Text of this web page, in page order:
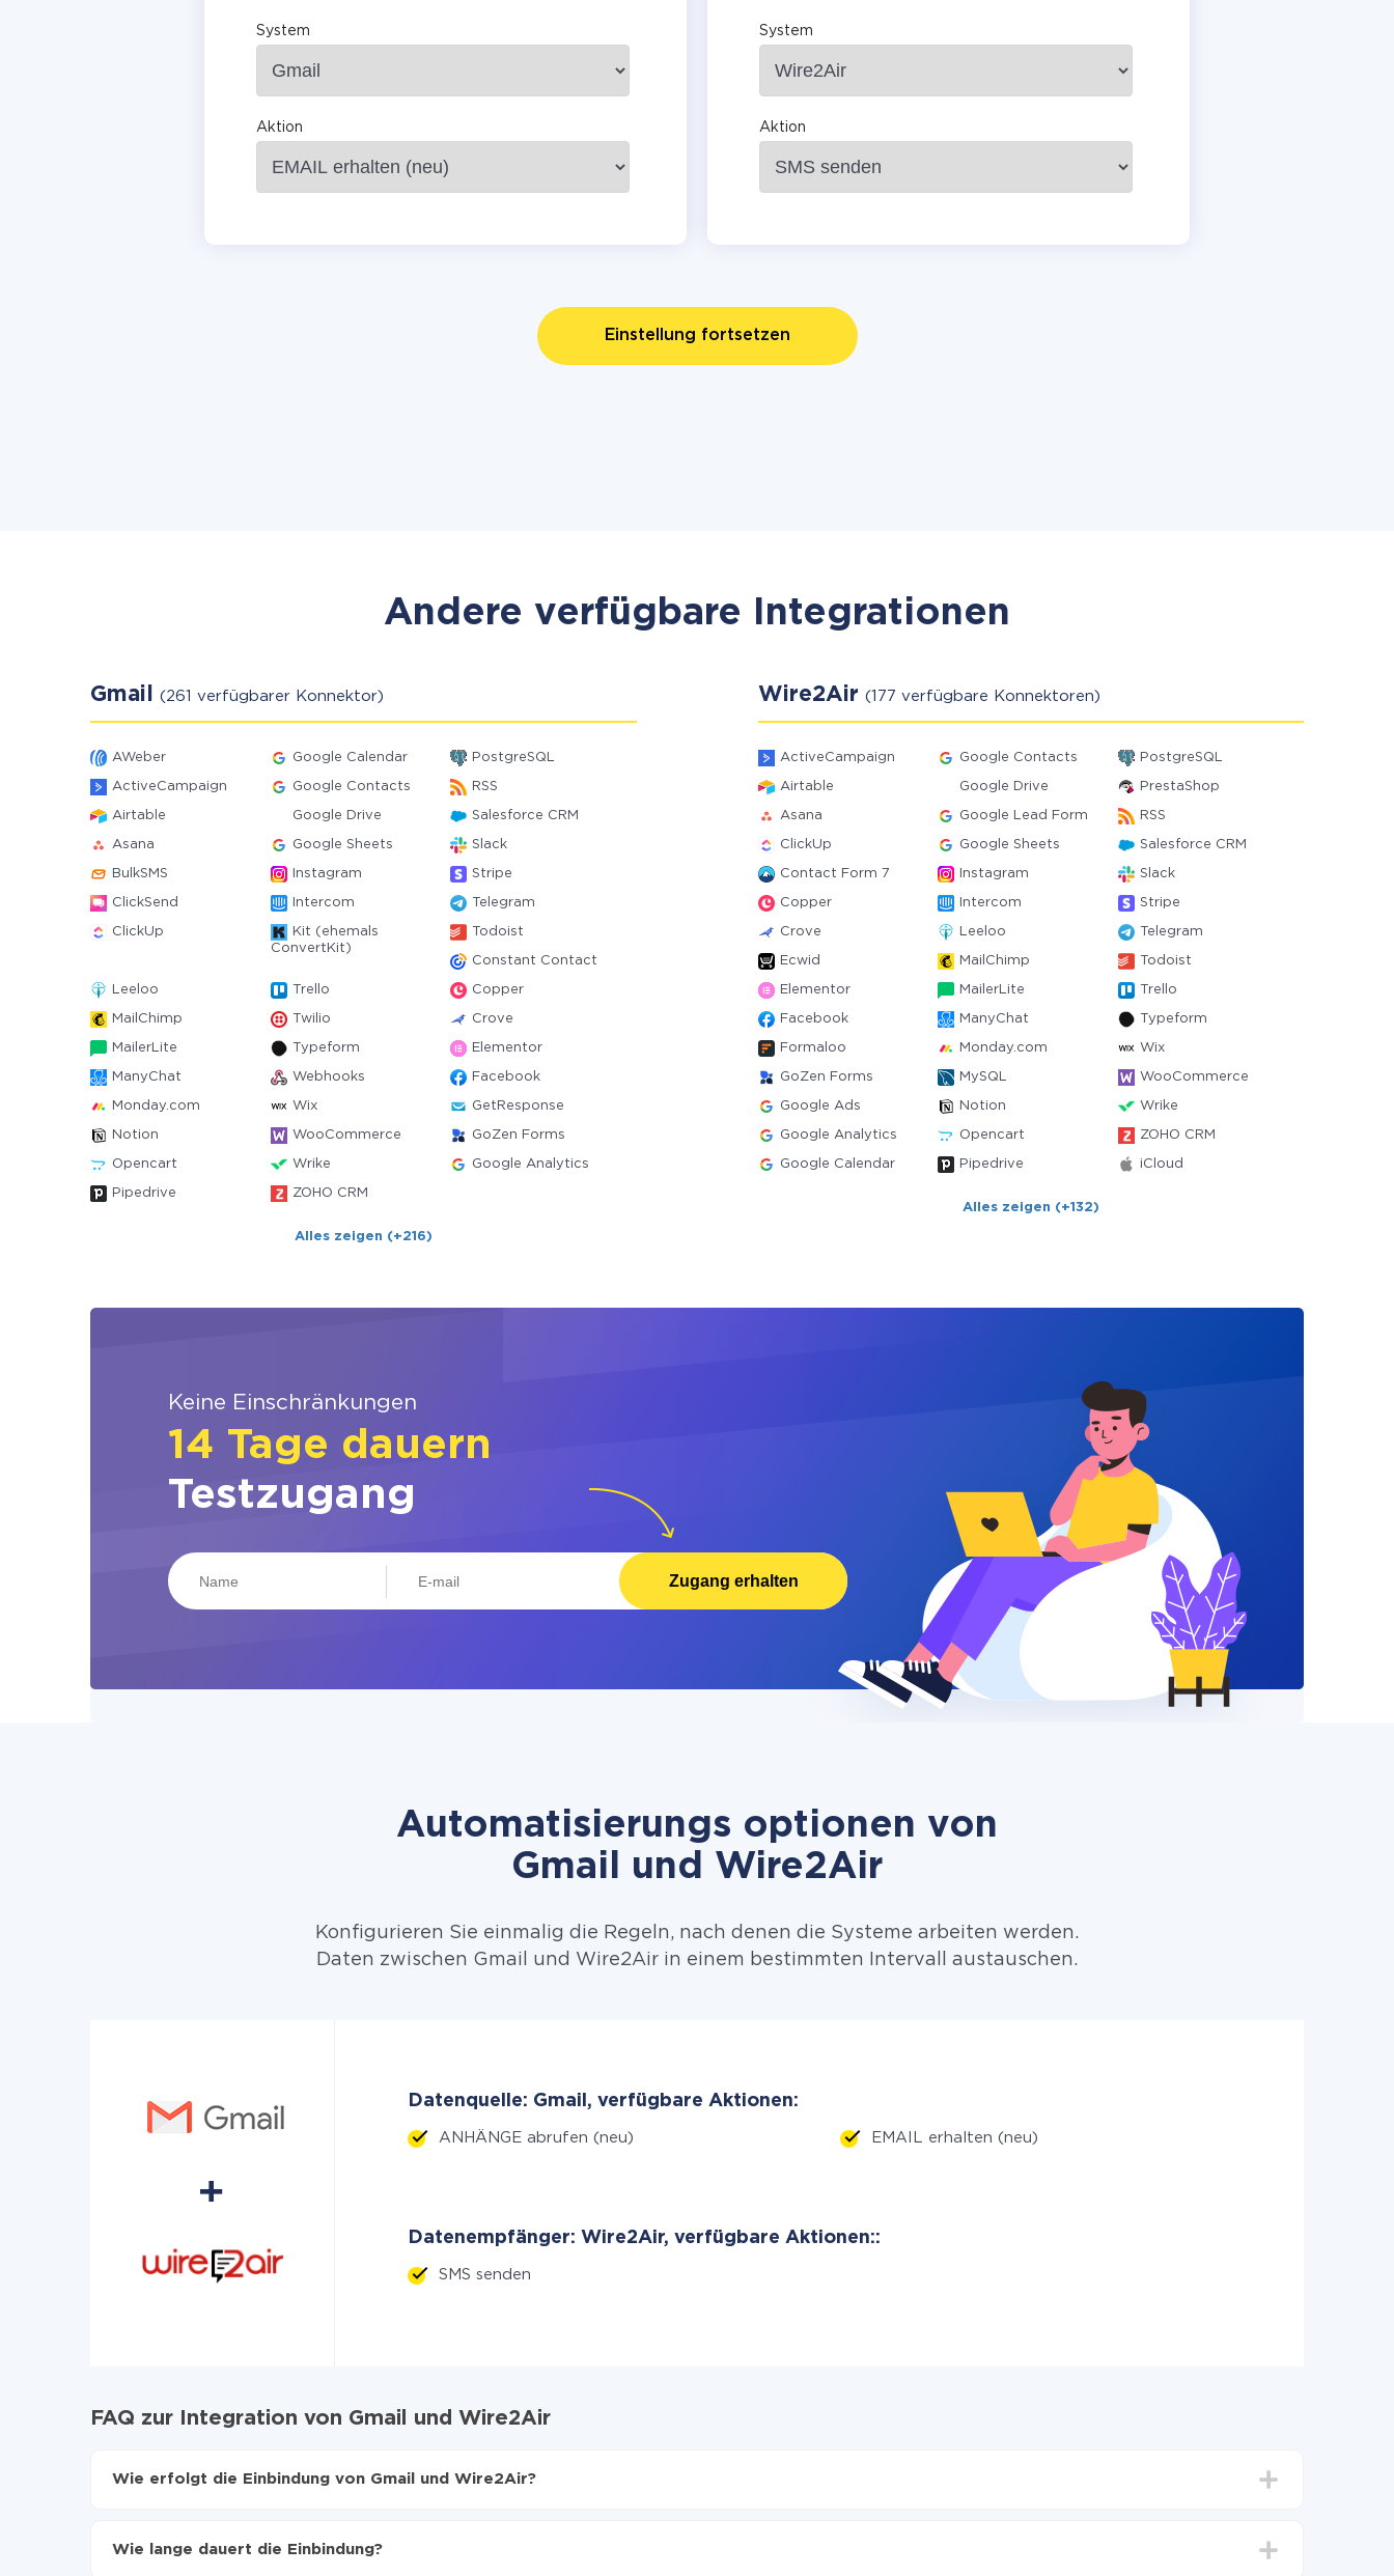
System
Aktion
System
Aktion
Einstellung fortsetzen
Andere verfügbare Integrationen
Gmail (261 verfügbarer Konnektor)
AWeber Google Calendar PostgreSQL
ActiveCampaign Google Contacts RSS
Airtable Google Drive Salesforce CRM
Asana Google Sheets Slack
BulkSMS Instagram Stripe
ClickSend Intercom Telegram
ClickUp
Kit (ehemals
ConvertKit)
Todoist
Constant Contact
Leeloo Trello Copper
MailChimp Twilio Crove
MailerLite Typeform Elementor
ManyChat Webhooks Facebook
Monday.com Wix GetResponse
Notion WooCommerce GoZen Forms
Opencart Wrike Google Analytics
Pipedrive ZOHO CRM
Alles zeigen (+216)
Wire2Air (177 verfügbare Konnektoren)
ActiveCampaign Google Contacts PostgreSQL
Airtable Google Drive PrestaShop
Asana Google Lead Form RSS
ClickUp Google Sheets Salesforce CRM
Contact Form 7 Instagram Slack
Copper Intercom Stripe
Crove Leeloo Telegram
Ecwid MailChimp Todoist
Elementor MailerLite Trello
Facebook ManyChat Typeform
Formaloo Monday.com Wix
GoZen Forms MySQL WooCommerce
Google Ads Notion Wrike
Google Analytics Opencart ZOHO CRM
Google Calendar Pipedrive iCloud
Alles zeigen (+132)
Keine Einschränkungen
14 Tage dauern
Testzugang
Zugang erhalten
Automatisierungs optionen von
Gmail und Wire2Air
Konfigurieren Sie einmalig die Regeln, nach denen die Systeme arbeiten werden.
Daten zwischen Gmail und Wire2Air in einem bestimmten Intervall austauschen.
Datenquelle: Gmail, verfügbare Aktionen:
ANHÄNGE abrufen (neu) EMAIL erhalten (neu)
Datenempfänger: Wire2Air, verfügbare Aktionen::
SMS senden
FAQ zur Integration von Gmail und Wire2Air
Wie erfolgt die Einbindung von Gmail und Wire2Air?
Automatische Aktualisierung aktivieren
Wie lange dauert die Einbindung?